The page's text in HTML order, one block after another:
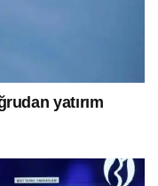
yatırım